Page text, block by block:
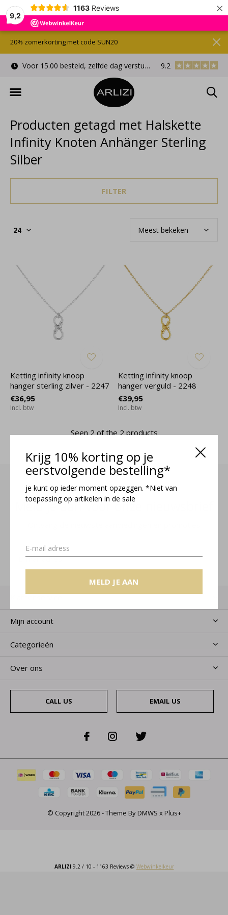
9,2
1163 Reviews ×
Krijg 10% korting op je
eerstvolgende bestelling*
je kunt op ieder moment opzeggen. *Niet van
toepassing op artikelen in de sale
MELD JE AAN
Voor 15.00 besteld, zelfde dag verstuurd Gratis
9.2
20% zomerkorting met code SUN20
Producten getagd met Halskette
Infinity Knoten Anhänger Sterling
Silber
FILTER
Ketting infinity knoop
hanger sterling zilver - 2247
€36,95
Incl. btw
Ketting infinity knoop
hanger verguld - 2248
€39,95
Incl. btw
Seen 2 of the 2 products
Meld je aan voor onze nieuwsbrief
MELD JE AAN
Klantenservice
Mijn account
Categorieën
Over ons
CALL US EMAIL US
© Copyright2026- Theme ByDMWS x Plus+
ARLIZI9.2 / 10 - 1163 Reviews @ Webwinkelkeur